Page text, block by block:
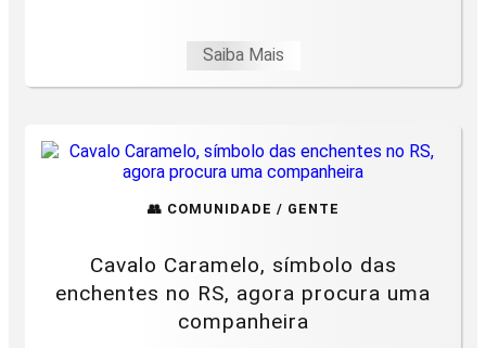
Saiba Mais
👥 COMUNIDADE / GENTE
Cavalo Caramelo, símbolo das
enchentes no RS, agora procura uma
companheira